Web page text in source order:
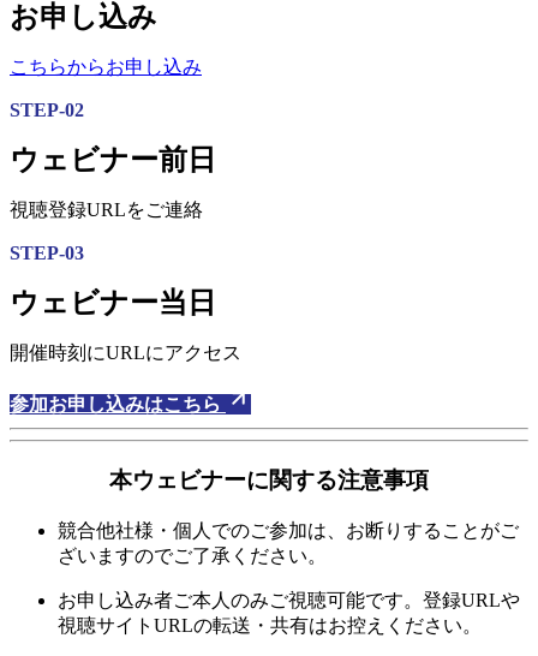
お申し込み
こちらからお申し込み
STEP-02
ウェビナー前日
視聴登録URLをご連絡
STEP-03
ウェビナー当日
開催時刻にURLにアクセス
参加お申し込みはこちら
本ウェビナーに関する注意事項
競合他社様・個人でのご参加は、お断りすることがご
ざいますのでご了承ください。
お申し込み者ご本人のみご視聴可能です。登録URLや
視聴サイトURLの転送・共有はお控えください。